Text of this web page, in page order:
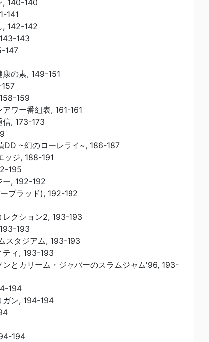
, 140-140
141
, 142-142
143
147
の素, 149-151
159
ワー番組表, 161-161
信, 173-173
DD ~幻のローレライ~, 186-187
ッジ, 188-191
195
ー, 192-192
ブラッド), 192-192
レクション2, 193-193
193
スタジアム, 193-193
ティ, 193-193
ンとカリーム・ジャバーのスラムジャム'96, 193-
194
ガン, 194-194
194